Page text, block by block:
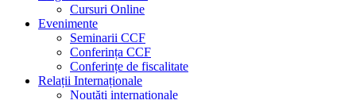
Cursuri Online
Evenimente
Seminarii CCF
Conferința CCF
Conferințe de fiscalitate
Relații Internaționale
Noutăți internaționale